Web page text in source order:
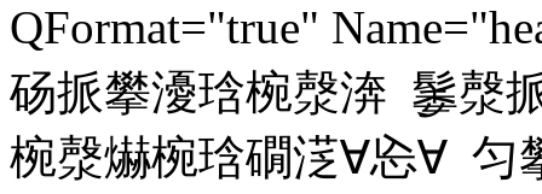
QFormat="true"
砀挀攀瀀琀椀漀渀 䰀漀
椀漀爀椀琀礀㴀∀㤀∀ 匀